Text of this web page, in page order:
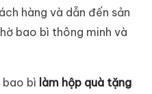
hàng và dẫn đến sản
bao bì thông minh và
bao bì làm hộp quà tặng